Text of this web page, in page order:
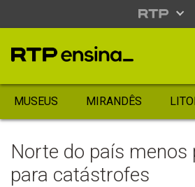
MUSEUS MIRANDÊS
Norte do país menos
para catástrofes